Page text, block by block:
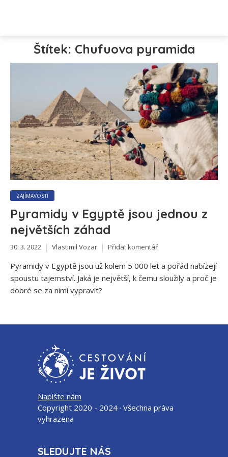
Štítek: Chufuova pyramida
ZAJÍMAVOSTI
Pyramidy v Egyptě jsou jednou z
největších záhad
30. 3. 2022 Vlastimil Vozar Přidat komentář
Pyramidy v Egyptě jsou už kolem 5 000 let a pořád nabízejí
spoustu tajemství. Jaká je největší, k čemu sloužily a proč je
dobré se za nimi vypravit?
Napište nám
Copyright 2020 - 2024 · Všechna práva
vyhrazena
SLEDUJTE NÁS